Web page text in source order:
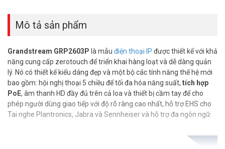
Mô tả sản phẩm
Grandstream GRP2603P là mẫu điện thoại IP được thiết kế với khả
năng cung cấp zerotouch để triển khai hàng loạt và dễ dàng quản
lý. Nó có thiết kế kiểu dáng đẹp và một bộ các tính năng thế hệ mới
bao gồm: hội nghị thoại 5 chiều để tối đa hóa năng suất, tích hợp
PoE, âm thanh HD đầy đủ trên cả loa và thiết bị cầm tay để cho
phép người dùng giao tiếp với độ rõ ràng cao nhất, hỗ trợ EHS cho
Tai nghe Plantronics, Jabra và Sennheiser và hỗ trợ đa ngôn ngữ.